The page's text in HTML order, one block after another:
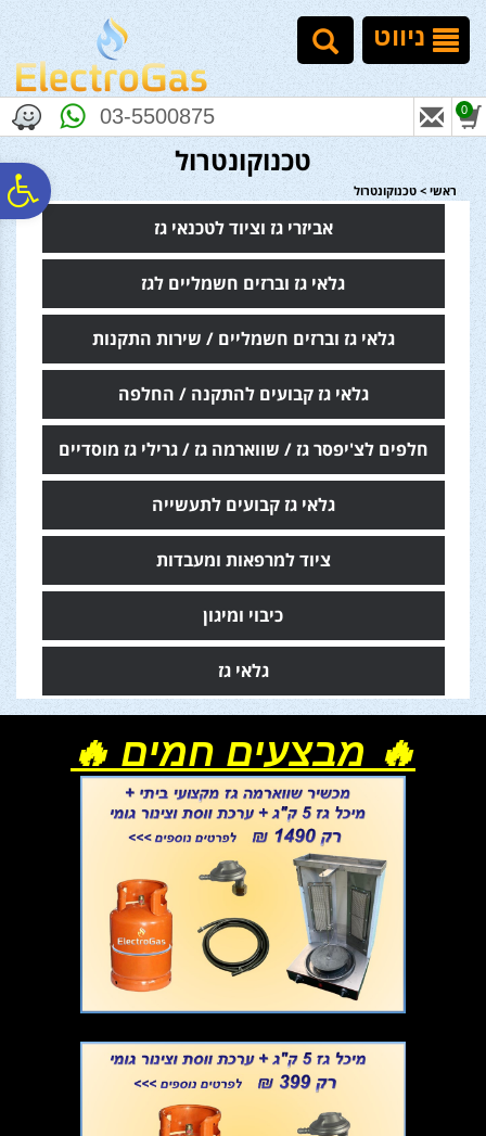
נגישות
אתר
המרכזי
ניווט
03-5500875 0
טכנוקונטרול
ראשי > טכנוקונטרול
אביזרי גז וציוד לטכנאי גז
גלאי גז וברזים חשמליים לגז
גלאי גז וברזים חשמליים / שירות התקנות
גלאי גז קבועים להתקנה / החלפה
חלפים לצ'יפסר גז / שווארמה גז / גרילי גז מוסדיים
גלאי גז קבועים לתעשייה
ציוד למרפאות ומעבדות
כיבוי ומיגון
גלאי גז
🔥 מבצעים חמים 🔥